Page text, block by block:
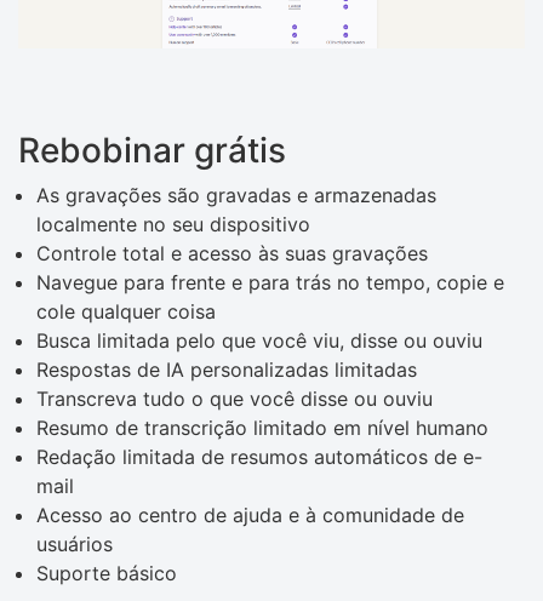
Rebobinar grátis
As gravações são gravadas e armazenadas
localmente no seu dispositivo
Controle total e acesso às suas gravações
Navegue para frente e para trás no tempo, copie e
cole qualquer coisa
Busca limitada pelo que você viu, disse ou ouviu
Respostas de IA personalizadas limitadas
Transcreva tudo o que você disse ou ouviu
Resumo de transcrição limitado em nível humano
Redação limitada de resumos automáticos de e-
mail
Acesso ao centro de ajuda e à comunidade de
usuários
Suporte básico